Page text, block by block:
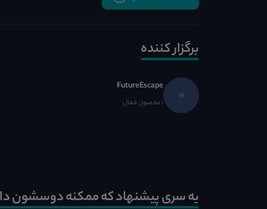
برگزار کننده
FutureEscape
1 محصول فعال
یه سری پیشنهاد که ممکنه دوسشون